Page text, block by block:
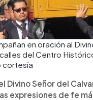
en oración al
del Centro
cortesía
Divino Señor del
expresiones de fe